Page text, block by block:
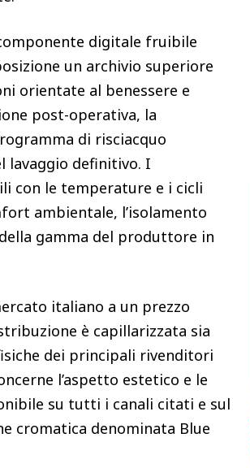
digitale fruibile
un archivio superiore
orientate al benessere e
post-operativa, la
di risciacquo
lavaggio definitivo. I
con le temperature e i cicli
ambientale, l’isolamento
gamma del produttore in
italiano a un prezzo
è capillarizzata sia
dei principali rivenditori
l’aspetto estetico e le
su tutti i canali citati e sul
cromatica denominata Blue